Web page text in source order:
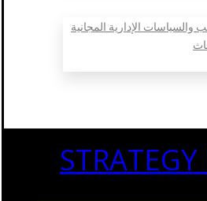
والسياسات الإدارية المجانية